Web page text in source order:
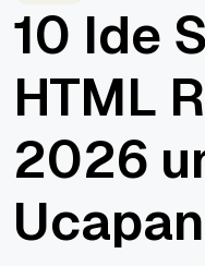
10 Ide
HTML
2026